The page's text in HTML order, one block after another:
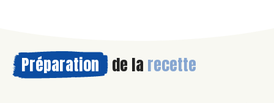
Préparation de la recette